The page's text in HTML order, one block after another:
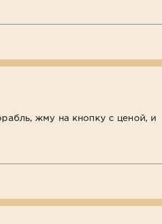
жму на кнопку с ценой, и